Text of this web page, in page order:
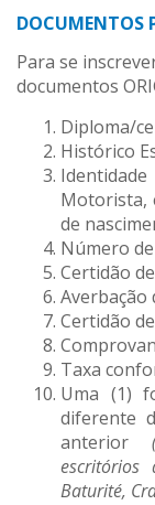
DOCUMENTOS
Para se
documentos
Diploma/
Histórico
Motorista,
de
Número de
Certidão
Averbação
Certidão
Taxa
Uma (1)
diferente
anterior
escritórios
Baturité,